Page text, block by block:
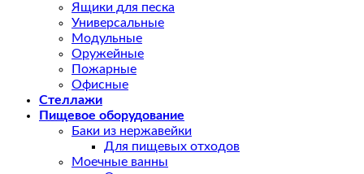
Ящики для песка
Универсальные
Модульные
Оружейные
Пожарные
Офисные
Стеллажи
Пищевое оборудование
Баки из нержавейки
Для пищевых отходов
Моечные ванны